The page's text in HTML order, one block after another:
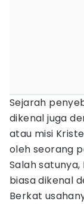
Sejarah
dikenal juga
atau misi
oleh seorang
Salah
biasa dikenal
Berkat